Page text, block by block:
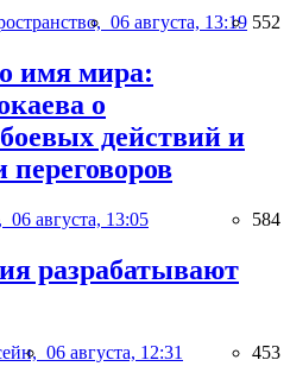
06 августа, 13:19 552
имя мира:
о
действий и
переговоров
06 августа, 13:05 584
разрабатывают
06 августа, 12:31 453